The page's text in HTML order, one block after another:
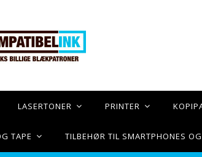
LASERTONER PRINTER
TAPE TILBEHØR TIL SMARTPHONES